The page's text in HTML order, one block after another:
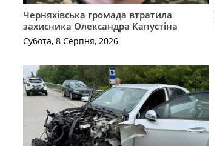
Черняхівська громада втратила
захисника Олександра Капустіна
Субота, 8 Серпня, 2026